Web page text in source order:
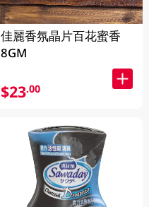
佳麗香氛晶片百花蜜香
8GM
$23.00